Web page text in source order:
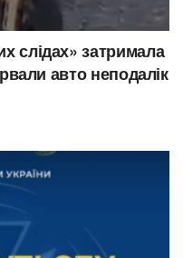
слідах» затримала
авто неподалік